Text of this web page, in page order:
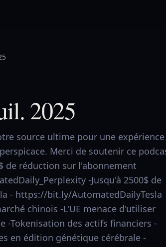
2025
source ultime pour une expérience
Merci de soutenir ce
de réduction sur l'abonnement
-Jusqu'à 2500$ de
- https://bit.ly/AutomatedDailyTesla
chinois -L'UE menace d'utiliser
-Tokenisation des actifs financiers -
en édition génétique cérébrale -